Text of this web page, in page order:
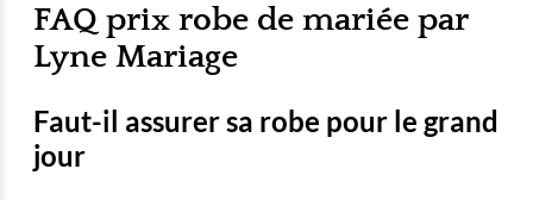
FAQ prix robe de mariée par
Lyne Mariage
Faut-il assurer sa robe pour le grand
jour